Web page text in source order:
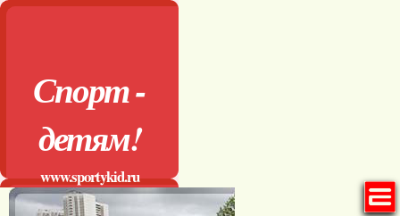
Спорт -
детям!
www.sportykid.ru